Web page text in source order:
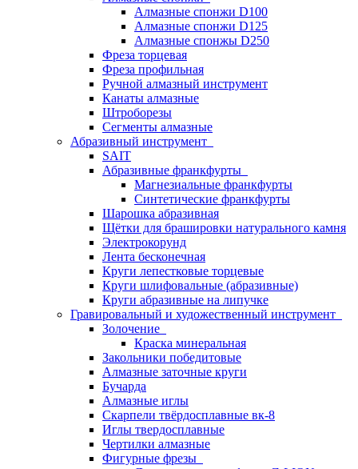
Алмазные спонжи D100
Алмазные спонжи D125
Алмазные спонжы D250
Фреза торцевая
Фреза профильная
Ручной алмазный инструмент
Канаты алмазные
Штроборезы
Сегменты алмазные
Абразивный инструмент
SAIT
Абразивные франкфурты
Магнезиальные франкфурты
Синтетические франкфурты
Шарошка абразивная
Щётки для брашировки натурального камня
Электрокорунд
Лента бесконечная
Круги лепестковые торцевые
Круги шлифовальные (абразивные)
Круги абразивные на липучке
Гравировальный и художественный инструмент
Золочение
Краска минеральная
Закольники победитовые
Алмазные заточные круги
Бучарда
Алмазные иглы
Скарпели твёрдосплавные вк-8
Иглы твердосплавные
Чертилки алмазные
Фигурные фрезы